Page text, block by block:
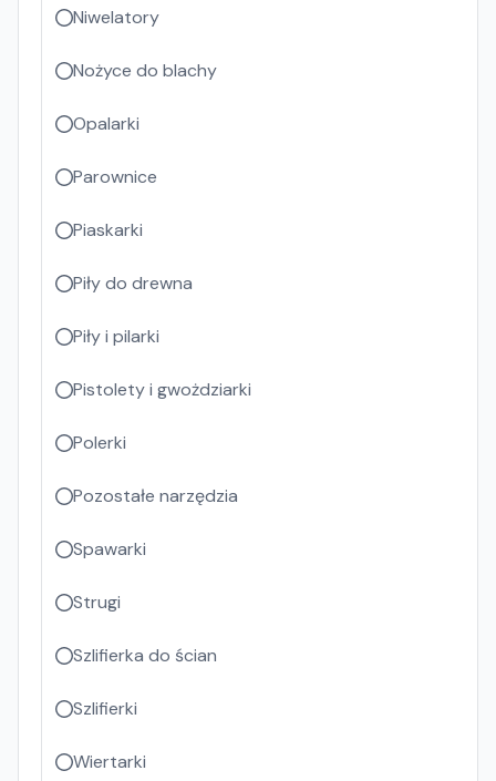
Niwelatory
Nożyce do blachy
Opalarki
Parownice
Piaskarki
Piły do drewna
Piły i pilarki
Pistolety i gwożdziarki
Polerki
Pozostałe narzędzia
Spawarki
Strugi
Szlifierka do ścian
Szlifierki
Wiertarki